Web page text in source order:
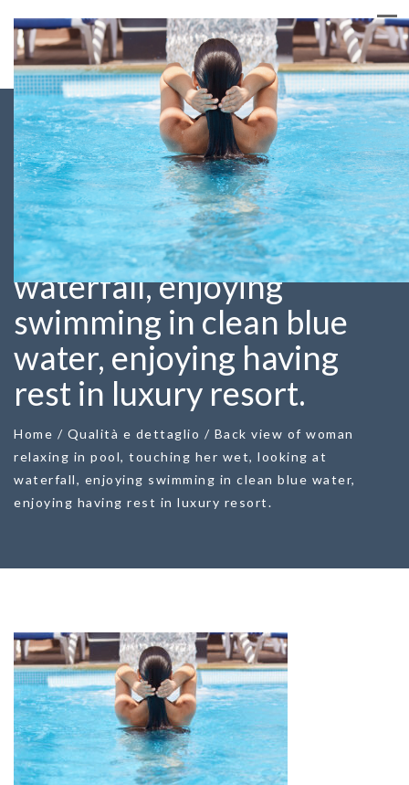
Back view of woman
relaxing in pool, touching
her wet, looking at
waterfall, enjoying
swimming in clean blue
water, enjoying having
rest in luxury resort.
Home / Qualità e dettaglio / Back view of woman
relaxing in pool, touching her wet, looking at
waterfall, enjoying swimming in clean blue water,
enjoying having rest in luxury resort.